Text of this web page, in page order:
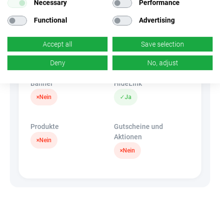
Unerlaubter
k.A.
k.A.
×Nein
Banner
×Nein
HideLink
✓Ja
Produkte
×Nein
Gutscheine und
Aktionen
×Nein
Necessary Performance
Functional Advertising
Accept all Save selection
Deny No, adjust